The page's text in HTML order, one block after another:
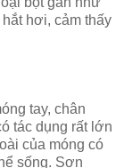
hơi, cảm thấy
tay, chân
tác dụng rất lớn
của móng có
sống. Sơn